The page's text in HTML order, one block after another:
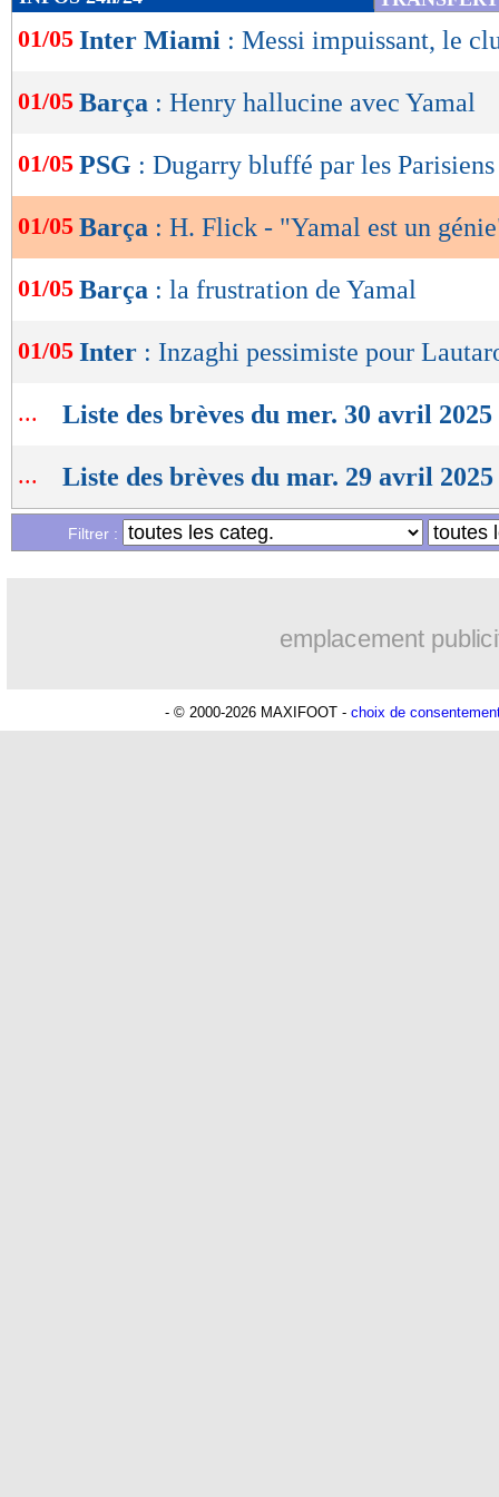
de
lecture
OK
01/05 Inter Miami : Messi impuissant, le
01/05 Barça : Henry hallucine avec Yamal
01/05 PSG : Dugarry bluffé par les Parisiens
01/05 Barça : H. Flick - "Yamal est un
01/05 Barça : la frustration de Yamal
01/05 Inter : Inzaghi pessimiste pour
... Liste des brèves du mer. 30 avril 2025
... Liste des brèves du mar. 29 avril 2025
Filtrer :
emplacement
- © 2000-2026 MAXIFOOT - choix de